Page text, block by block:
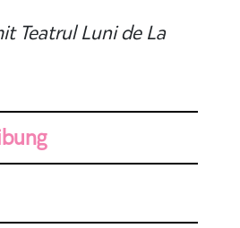
Teatrul Luni de La